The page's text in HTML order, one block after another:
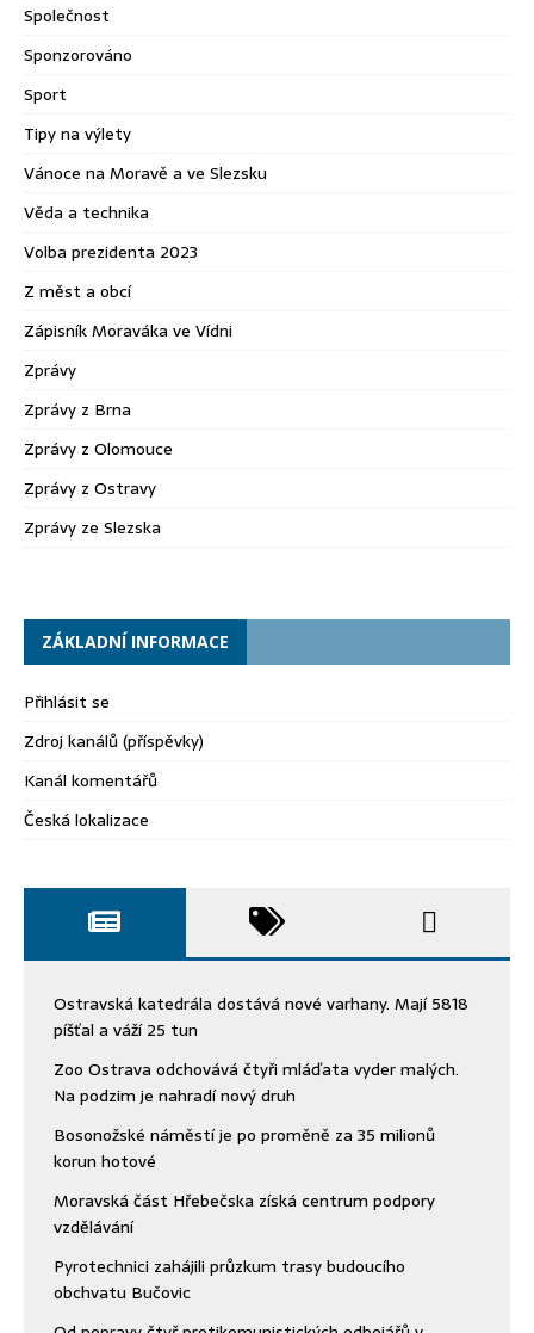
Společnost
Sponzorováno
Sport
Tipy na výlety
Vánoce na Moravě a ve Slezsku
Věda a technika
Volba prezidenta 2023
Z měst a obcí
Zápisník Moraváka ve Vídni
Zprávy
Zprávy z Brna
Zprávy z Olomouce
Zprávy z Ostravy
Zprávy ze Slezska
ZÁKLADNÍ INFORMACE
Přihlásit se
Zdroj kanálů (příspěvky)
Kanál komentářů
Česká lokalizace
Ostravská katedrála dostává nové varhany. Mají 5818
píšťal a váží 25 tun
Zoo Ostrava odchovává čtyři mláďata vyder malých.
Na podzim je nahradí nový druh
Bosonožské náměstí je po proměně za 35 milionů
korun hotové
Moravská část Hřebečska získá centrum podpory
vzdělávání
Pyrotechnici zahájili průzkum trasy budoucího
obchvatu Bučovic